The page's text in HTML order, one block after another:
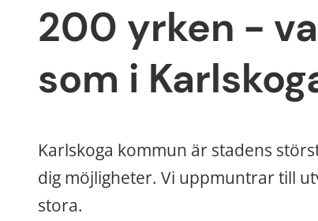
200 yrken -
som i
Karlskoga kommun är stadens
dig möjligheter. Vi uppmuntrar till
stora.